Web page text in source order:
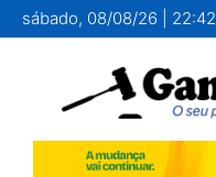
para
conteúdo
sábado, 08/08/26 | 22:42